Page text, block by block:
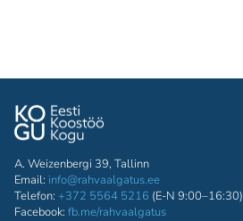
A. Weizenbergi 39, Tallinn
Email: info@rahvaalgatus.ee
Telefon: +372 5564 5216 (E-N 9:00–16:30)
Facebook: fb.me/rahvaalgatus